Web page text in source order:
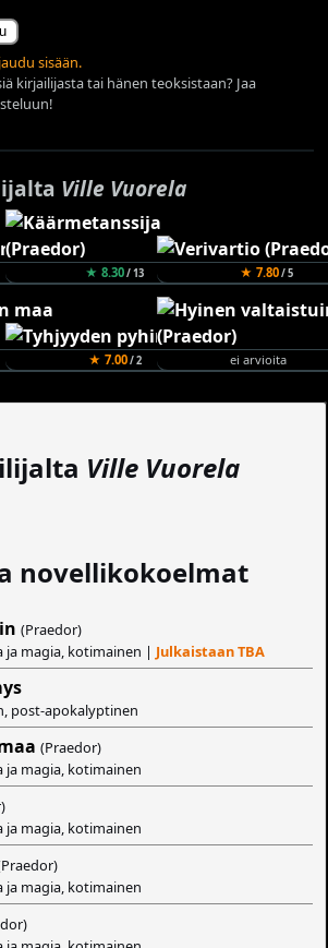
sisään.
kirjailijasta tai hänen teoksistaan? Jaa
Ville Vuorela
★ 8.30/ 13 ★ 7.80/ 5
★ 7.00/ 2 ei arvioita
Ville Vuorela
novellikokoelmat
(Praedor)
ja magia, kotimainen | Julkaistaan TBA
post-apokalyptinen
(Praedor)
ja magia, kotimainen
ja magia, kotimainen
ja magia, kotimainen